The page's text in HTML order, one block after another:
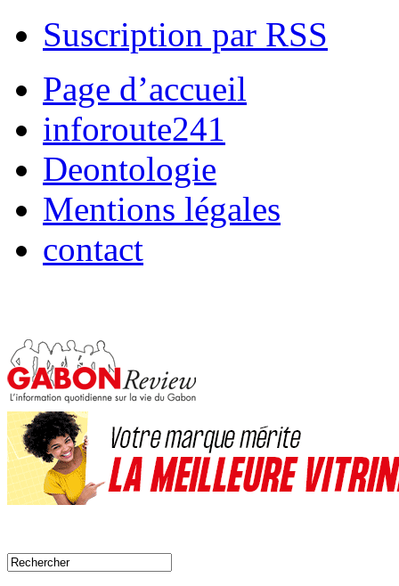
Suscription par RSS
Page d’accueil
inforoute241
Deontologie
Mentions légales
contact